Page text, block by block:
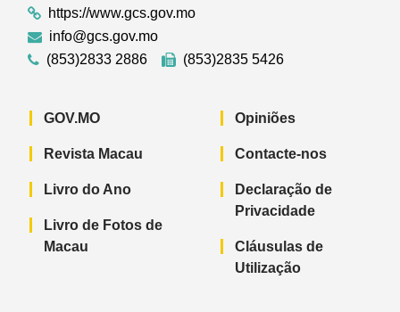
https://www.gcs.gov.mo
info@gcs.gov.mo
(853)2833 2886
(853)2835 5426
GOV.MO
Revista Macau
Livro do Ano
Livro de Fotos de
Macau
Opiniões
Contacte-nos
Declaração de
Privacidade
Cláusulas de
Utilização